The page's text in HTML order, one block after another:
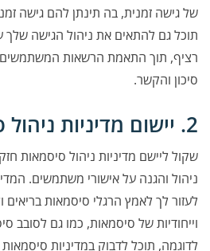
של גישה זמנית, בה תינתן להם גישה
תוכל גם להתאים את ניהול הגישה שלך
רציף, תוך התאמת הרשאות המשתמשים
סיכון והקשר.
2. יישום מדיניות ניהול סיסמאות חזקה
שקול ליישם מדיניות ניהול סיסמאות
ניהול והגנה על אישורי משתמשים.
לעזור לך לאמץ הרגלי סיסמאות בריאים
וייחודיות של סיסמאות, כמו גם לסובב